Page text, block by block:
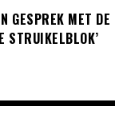
GESPREK MET DE
STRUIKELBLOK’